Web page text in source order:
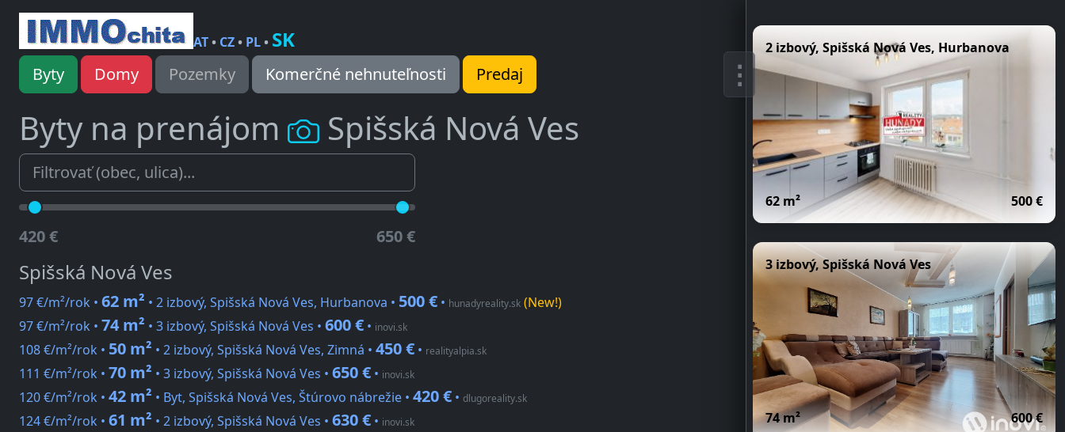
AT• CZ• PL• SK
Byty Domy Pozemky Komerčné nehnuteľnosti Predaj
Byty na prenájom Spišská Nová Ves
420 € 650 €
Spišská Nová Ves
97 €/m²/rok • 62 m² • 2 izbový, Spišská Nová Ves, Hurbanova • 500 € • hunadyreality.sk (New!)
97 €/m²/rok • 74 m² • 3 izbový, Spišská Nová Ves • 600 € • inovi.sk
108 €/m²/rok • 50 m² • 2 izbový, Spišská Nová Ves, Zimná • 450 € • realityalpia.sk
111 €/m²/rok • 70 m² • 3 izbový, Spišská Nová Ves • 650 € • inovi.sk
120 €/m²/rok • 42 m² • Byt, Spišská Nová Ves, Štúrovo nábrežie • 420 € • dlugoreality.sk
124 €/m²/rok • 61 m² • 2 izbový, Spišská Nová Ves • 630 € • inovi.sk